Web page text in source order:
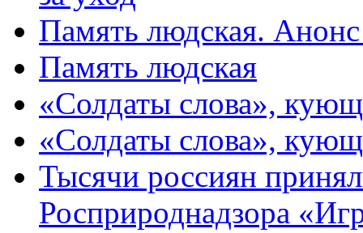
Память людская.
Память людская
«Солдаты слова»,
«Солдаты слова»,
Тысячи россиян
Росприроднадзора